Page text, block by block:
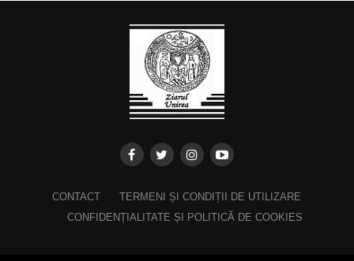
CONTACT
TERMENI ȘI CONDIȚII DE UTILIZARE
CONFIDENȚIALITATE ȘI POLITICĂ DE COOKIES